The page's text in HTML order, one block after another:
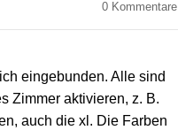
0 Kommentare
eingebunden. Alle sind
Zimmer aktivieren, z. B.
auch die xl. Die Farben